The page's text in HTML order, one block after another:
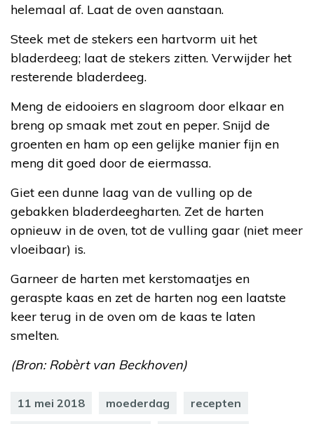
helemaal af. Laat de oven aanstaan.
Steek met de stekers een hartvorm uit het
bladerdeeg; laat de stekers zitten. Verwijder het
resterende bladerdeeg.
Meng de eidooiers en slagroom door elkaar en
breng op smaak met zout en peper. Snijd de
groenten en ham op een gelijke manier fijn en
meng dit goed door de eiermassa.
Giet een dunne laag van de vulling op de
gebakken bladerdeegharten. Zet de harten
opnieuw in de oven, tot de vulling gaar (niet meer
vloeibaar) is.
Garneer de harten met kerstomaatjes en
geraspte kaas en zet de harten nog een laatste
keer terug in de oven om de kaas te laten
smelten.
(Bron: Robèrt van Beckhoven)
11 mei 2018 moederdag recepten